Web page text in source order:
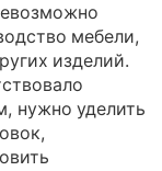
мебели,
изделий.
нужно уделить